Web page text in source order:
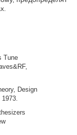
Tune
Design
1973.